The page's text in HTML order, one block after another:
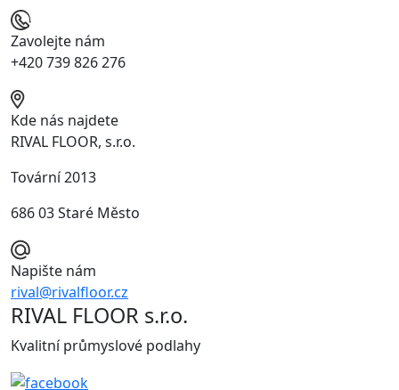
Zavolejte nám
+420 739 826 276
Kde nás najdete
RIVAL FLOOR, s.r.o.
Tovární 2013
686 03 Staré Město
Napište nám
rival@rivalfloor.cz
RIVAL FLOOR s.r.o.
Kvalitní průmyslové podlahy